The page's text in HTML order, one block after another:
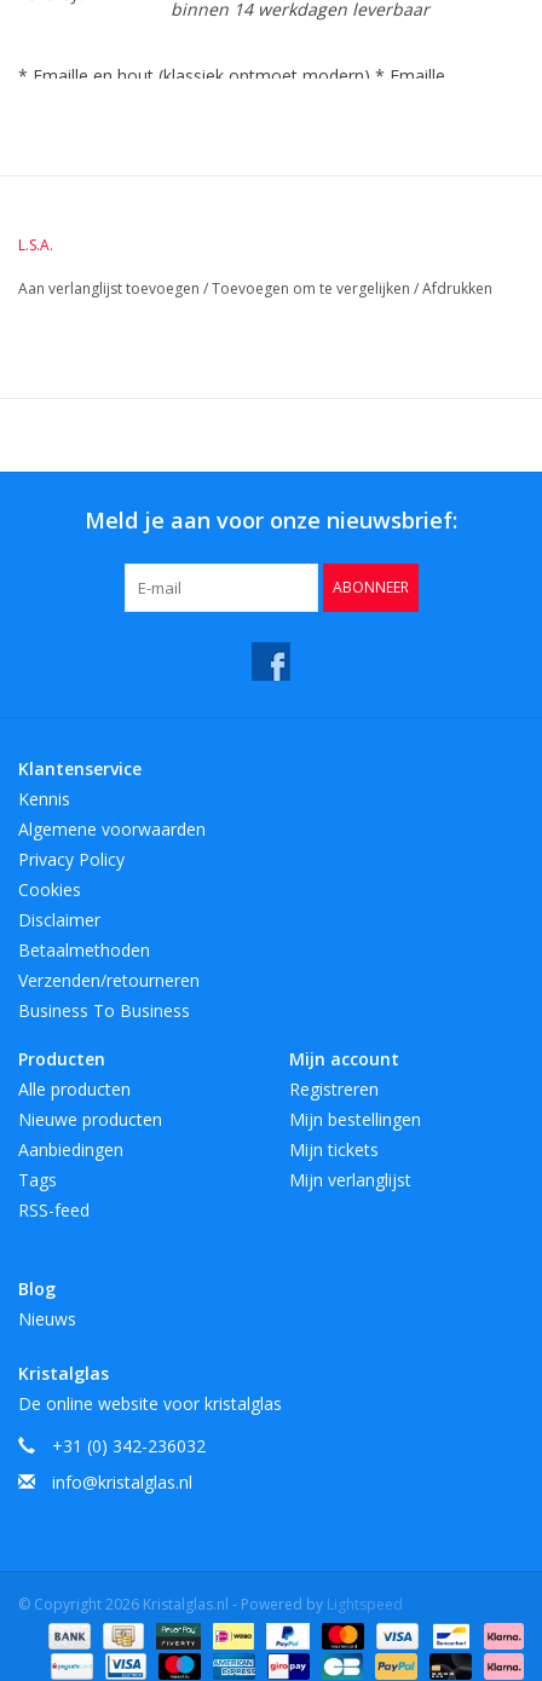
binnen 14 werkdagen leverbaar
* Emaille en hout (klassiek ontmoet modern) * Emaille
schoonmaken met een zachte borstel en of vochtige doek.
L.S.A.
Aan verlanglijst toevoegen /Toevoegen om te vergelijken /Afdrukken
Meld je aan voor onze nieuwsbrief:
ABONNEER
Klantenservice
Kennis
Algemene voorwaarden
Privacy Policy
Cookies
Disclaimer
Betaalmethoden
Verzenden/retourneren
Business To Business
Producten
Alle producten
Nieuwe producten
Aanbiedingen
Tags
RSS-feed
Blog
Nieuws
Mijn account
Registreren
Mijn bestellingen
Mijn tickets
Mijn verlanglijst
Kristalglas
De online website voor kristalglas
+31 (0) 342-236032
info@kristalglas.nl
© Copyright 2026 Kristalglas.nl - Powered by Lightspeed